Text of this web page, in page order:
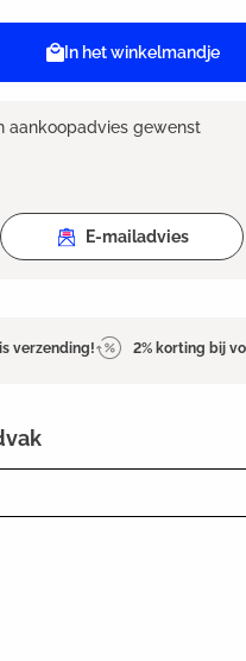
In het winkelmandje
aankoopadvies gewenst
E-mailadvies
verzending! 2% korting bij